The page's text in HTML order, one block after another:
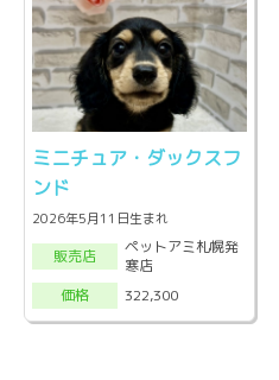
ミニチュア・ダックスフ
ンド
2026年5月11日生まれ
販売店
ペットアミ札幌発
寒店
価格
322,300